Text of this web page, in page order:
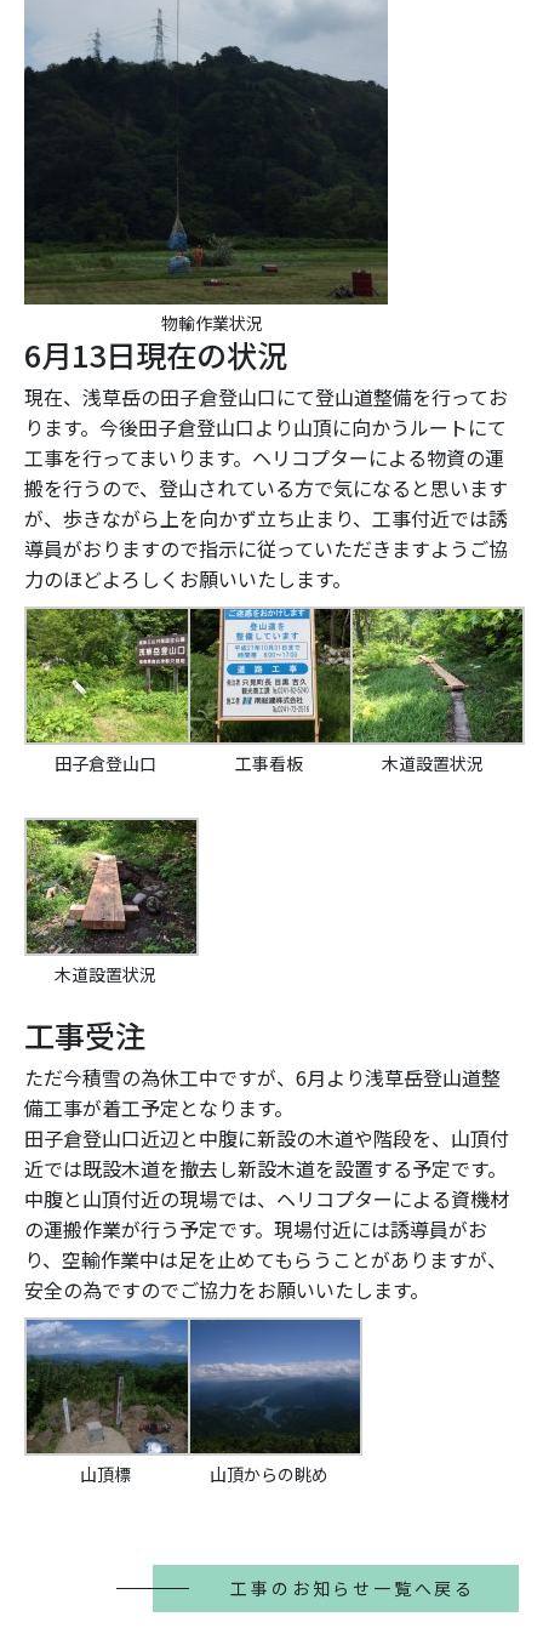
物輸作業状況
6月13日現在の状況
現在、浅草岳の田子倉登山口にて登山道整備を行ってお
ります。今後田子倉登山口より山頂に向かうルートにて
工事を行ってまいります。ヘリコプターによる物資の運
搬を行うので、登山されている方で気になると思います
が、歩きながら上を向かず立ち止まり、工事付近では誘
導員がおりますので指示に従っていただきますようご協
力のほどよろしくお願いいたします。
田子倉登山口 工事看板 木道設置状況
木道設置状況
工事受注
ただ今積雪の為休工中ですが、6月より浅草岳登山道整
備工事が着工予定となります。
田子倉登山口近辺と中腹に新設の木道や階段を、山頂付
近では既設木道を撤去し新設木道を設置する予定です。
中腹と山頂付近の現場では、ヘリコプターによる資機材
の運搬作業が行う予定です。現場付近には誘導員がお
り、空輸作業中は足を止めてもらうことがありますが、
安全の為ですのでご協力をお願いいたします。
山頂標 山頂からの眺め
工事のお知らせ一覧へ戻る